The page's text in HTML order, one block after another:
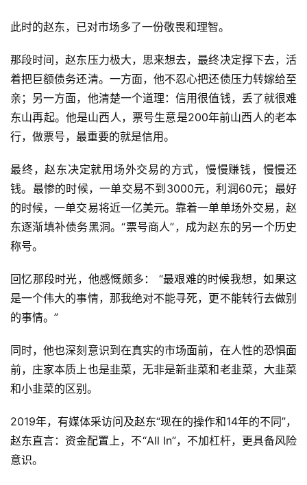
此时的赵东，已对市场多了一份敬畏和理智。
那段时间，赵东压力极大，思来想去，最终决定撑下去，活
着把巨额债务还清。一方面，他不忍心把还债压力转嫁给至
亲；另一方面，他清楚一个道理：信用很值钱，丢了就很难
东山再起。他是山西人，票号生意是200年前山西人的老本
行，做票号，最重要的就是信用。
最终，赵东决定就用场外交易的方式，慢慢赚钱，慢慢还
钱。最惨的时候，一单交易不到3000元，利润60元；最好
的时候，一单交易将近一亿美元。靠着一单单场外交易，赵
东逐渐填补债务黑洞。“票号商人”，成为赵东的另一个历史
称号。
回忆那段时光，他感慨颇多： “最艰难的时候我想，如果这
是一个伟大的事情，那我绝对不能寻死，更不能转行去做别
的事情。”
同时，他也深刻意识到在真实的市场面前，在人性的恐惧面
前，庄家本质上也是韭菜，无非是新韭菜和老韭菜，大韭菜
和小韭菜的区别。
2019年，有媒体采访问及赵东“现在的操作和14年的不同”，
赵东直言：资金配置上，不“All In”，不加杠杆，更具备风险
意识。